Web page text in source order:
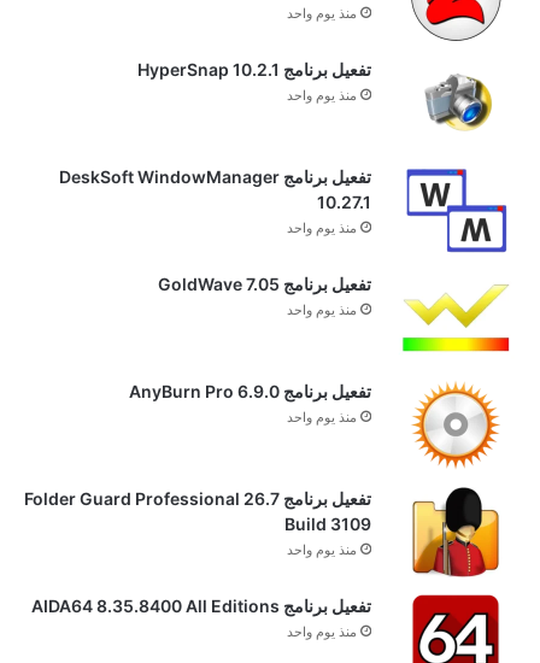
منذ يوم واحد
تفعيل برنامج HyperSnap 10.2.1
منذ يوم واحد
تفعيل برنامج DeskSoft WindowManager
10.27.1
منذ يوم واحد
تفعيل برنامج GoldWave 7.05
منذ يوم واحد
تفعيل برنامج AnyBurn Pro 6.9.0
منذ يوم واحد
تفعيل برنامج Folder Guard Professional 26.7
Build 3109
منذ يوم واحد
تفعيل برنامج AIDA64 8.35.8400 All Editions
منذ يوم واحد